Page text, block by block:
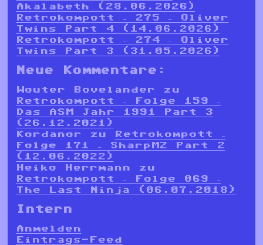
Akalabeth (28.06.2026)
Retrokompott – 275 – Oliver
Twins Part 4 (14.06.2026)
Retrokompott – 274 – Oliver
Twins Part 3 (31.05.2026)
Neue Kommentare:
Wouter Bovelander zu
Retrokompott – Folge 159 –
Das ASM Jahr 1991 Part 3
(26.12.2021)
Kordanor zu
Retrokompott –
Folge 171 – SharpMZ Part 2
(12.06.2022)
Heiko Herrmann zu
Retrokompott – Folge 069 –
The Last Ninja (06.07.2018)
Intern
Anmelden
Eintrags-Feed